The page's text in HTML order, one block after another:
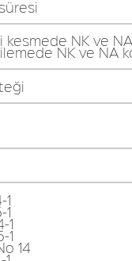
kesmede NK ve
NK ve NA
1
1
14